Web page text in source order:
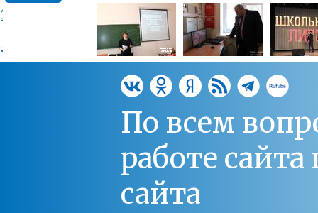
По всем
работе
сайта